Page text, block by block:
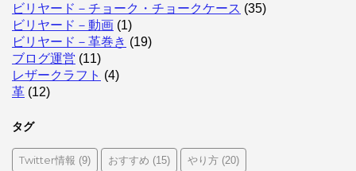
ビリヤード－チョーク・チョークケース (35)
ビリヤード－動画 (1)
ビリヤード－革巻き (19)
ブログ運営 (11)
レザークラフト (4)
革 (12)
タグ
Twitter情報 (9) おすすめ (15) やり方 (20)